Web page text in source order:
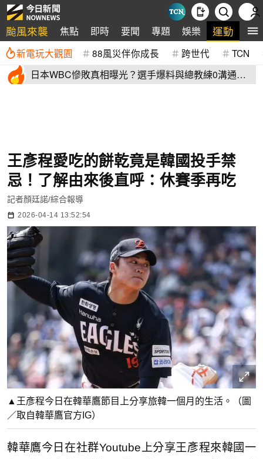
颱風來襲 焦點 即時 要聞 專題 娛樂 運動 全
新電玩大觀園 88風災伴你成長 跨世代 TCN
日本WBC慘敗真相曝光？選手爆料與總教練0溝通
王彥程愛吃的餅乾竟是韓國投手禁
忌！了解由來後直呼：休賽季再吃
記者顏廷諾/綜合報導
2026-04-14 13:52:54
▲王彥程今日在韓華鷹節目上分享旅韓一個月的生活。（圖
／取自韓華鷹官方IG）
韓華鷹今日在社群Youtube上分享王彥程來韓國一